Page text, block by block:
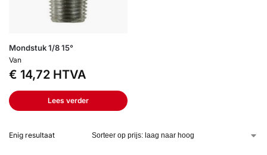
Mondstuk 1/8 15°
Van
€ 14,72 HTVA
Lees verder
Enig resultaat